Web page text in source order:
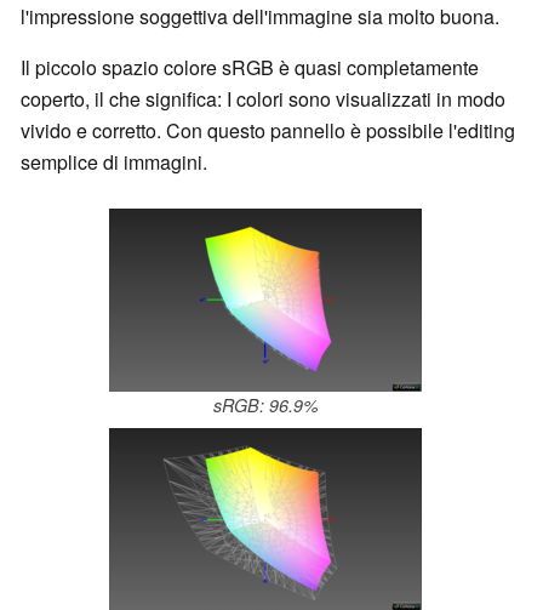
l'impressione soggettiva dell'immagine sia molto buona.
Il piccolo spazio colore sRGB è quasi completamente
coperto, il che significa: I colori sono visualizzati in modo
vivido e corretto. Con questo pannello è possibile l'editing
semplice di immagini.
sRGB: 96.9%